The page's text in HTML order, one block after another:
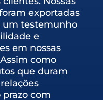
exportadas
um testemunho
e
em nossas
como
que duram
com